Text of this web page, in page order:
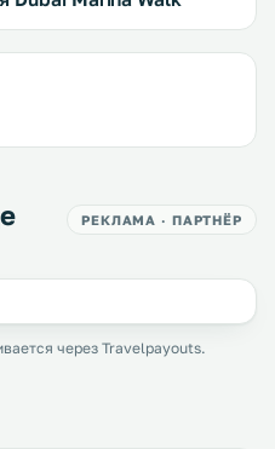
РЕКЛАМА · ПАРТНЁР
через Travelpayouts.